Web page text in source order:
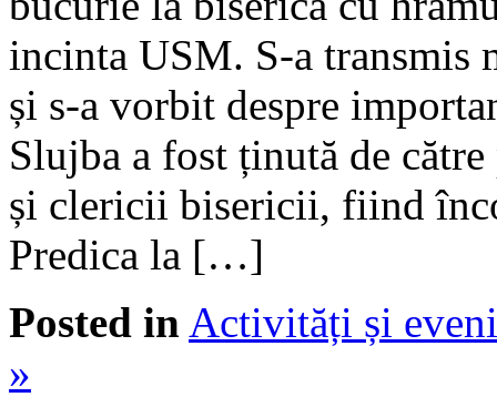
incinta USM. S-a transmis
și s-a vorbit despre
Slujba a fost ținută de
și clericii bisericii, fiind
Predica la […]
Posted in Activități și
»